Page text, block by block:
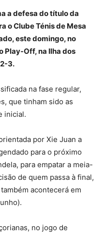
a defesa do título da
o Clube Ténis de Mesa
este domingo, no
Play-Off, na Ilha dos
3.
na fase regular,
que tinham sido as
inicial.
por Xie Juan a
para o próximo
para empatar a meia-
de quem passa à final,
acontecerá em
no jogo de